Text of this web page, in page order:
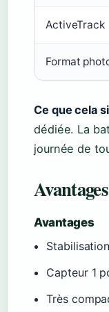
ActiveTrack
Format
Ce que cela
dédiée. La
journée de
Avantages
Capteur 1
Très